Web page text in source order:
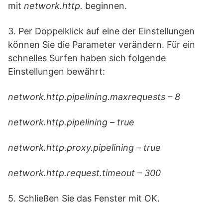
mit network.http. beginnen.
3. Per Doppelklick auf eine der Einstellungen
können Sie die Parameter verändern. Für ein
schnelles Surfen haben sich folgende
Einstellungen bewährt:
network.http.pipelining.maxrequests – 8
network.http.pipelining – true
network.http.proxy.pipelining – true
network.http.request.timeout – 300
5. Schließen Sie das Fenster mit OK.